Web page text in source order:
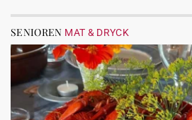
SENIOREN MAT & DRYCK